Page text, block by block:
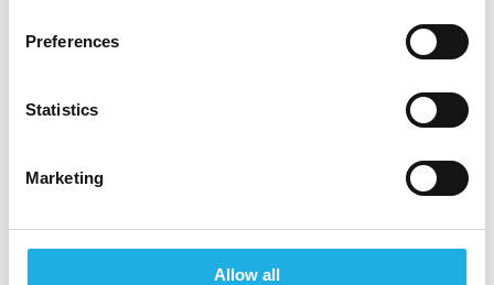
Preferences
Statistics
Marketing
Allow all